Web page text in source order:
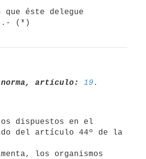
que éste delegue
artículo: 19
del artículo 44º de la
los organismos